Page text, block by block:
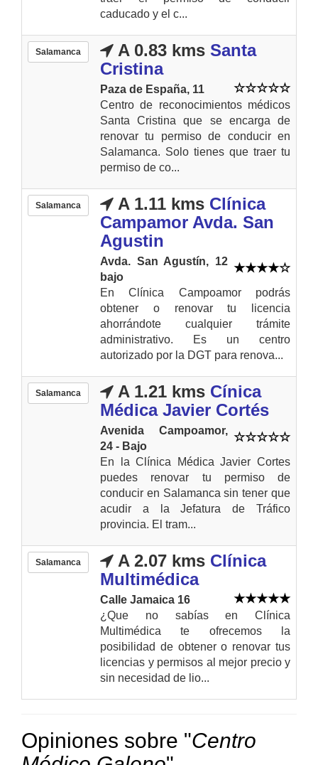
caducado y el c...
Salamanca A 0.83 kms Santa
Cristina
Paza de España, 11
Centro de reconocimientos médicos
Santa Cristina que se encarga de
renovar tu permiso de conducir en
Salamanca. Solo tienes que traer tu
permiso de co...
Salamanca A 1.11 kms Clínica
Campamor Avda. San
Agustin
Avda. San Agustín, 12
bajo
En Clínica Campoamor podrás
obtener o renovar tu licencia
ahorrándote cualquier trámite
administrativo. Es un centro
autorizado por la DGT para renova...
Salamanca A 1.21 kms Cínica
Médica Javier Cortés
Avenida Campoamor,
24 - Bajo
En la Clínica Médica Javier Cortes
puedes renovar tu permiso de
conducir en Salamanca sin tener que
acudir a la Jefatura de Tráfico
provincia. El tram...
Salamanca A 2.07 kms Clínica
Multimédica
Calle Jamaica 16
¿Que no sabías en Clínica
Multimédica te ofrecemos la
posibilidad de obtener o renovar tus
licencias y permisos al mejor precio y
sin necesidad de lio...
Opiniones sobre "Centro